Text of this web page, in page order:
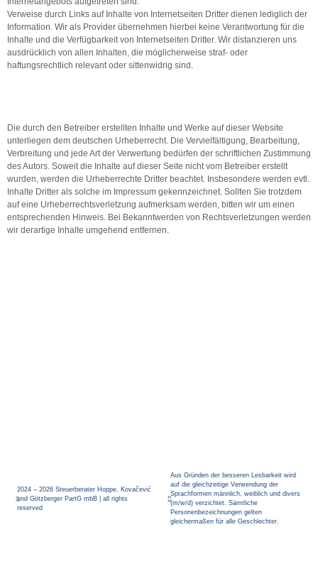
Verweise durch Links auf Inhalte von Internetseiten Dritter dienen lediglich der
Information. Wir als Provider übernehmen hierbei keine Verantwortung für die
Inhalte und die Verfügbarkeit von Internetseiten Dritter. Wir distanzieren uns
ausdrücklich von allen Inhalten, die möglicherweise straf- oder
haftungsrechtlich relevant oder sittenwidrig sind.
Die durch den Betreiber erstellten Inhalte und Werke auf dieser Website
unterliegen dem deutschen Urheberrecht. Die Vervielfältigung, Bearbeitung,
Verbreitung und jede Art der Verwertung bedürfen der schriftlichen Zustimmung
des Autors. Soweit die Inhalte auf dieser Seite nicht vom Betreiber erstellt
wurden, werden die Urheberrechte Dritter beachtet. Insbesondere werden evtl.
Inhalte Dritter als solche im Impressum gekennzeichnet. Sollten Sie trotzdem
auf eine Urheberrechtsverletzung aufmerksam werden, bitten wir um einen
entsprechenden Hinweis. Bei Bekanntwerden von Rechtsverletzungen werden
wir derartige Inhalte umgehend entfernen.
2024 – 2026 Steuerberater Hoppe, Kovačević
und Götzberger PartG mbB | all rights
reserved
Aus Gründen der besseren Lesbarkeit wird
auf die gleichzeitige Verwendung der
Sprachformen männlich, weiblich und divers
(m/w/d) verzichtet. Sämtliche
Personenbezeichnungen gelten
gleichermaßen für alle Geschlechter.